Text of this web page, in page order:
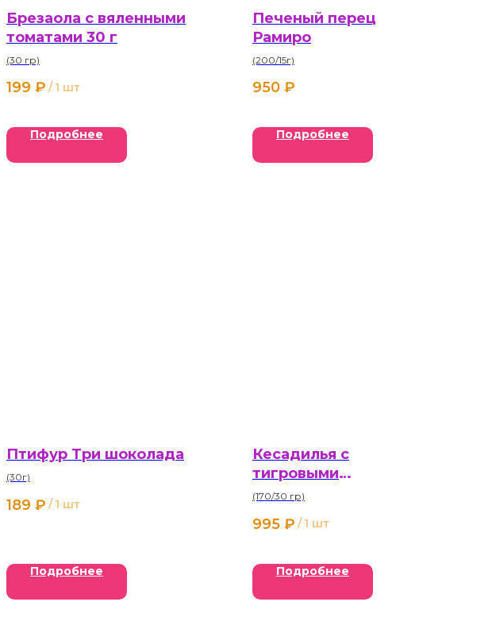
Брезаола с вяленными
томатами 30 г
(30 гр)
199 ₽ / 1 шт
Подробнее
Печеный перец
Рамиро
(200/15г)
950 ₽
Подробнее
Птифур Три шоколада
(30г)
189 ₽ / 1 шт
Подробнее
Кесадилья с
тигровыми
креветками
(170/30 гр)
995 ₽ / 1 шт
Подробнее